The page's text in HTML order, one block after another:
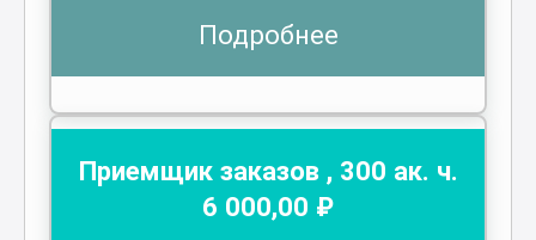
Подробнее
Приемщик заказов , 300 ак. ч.
6 000,00 ₽